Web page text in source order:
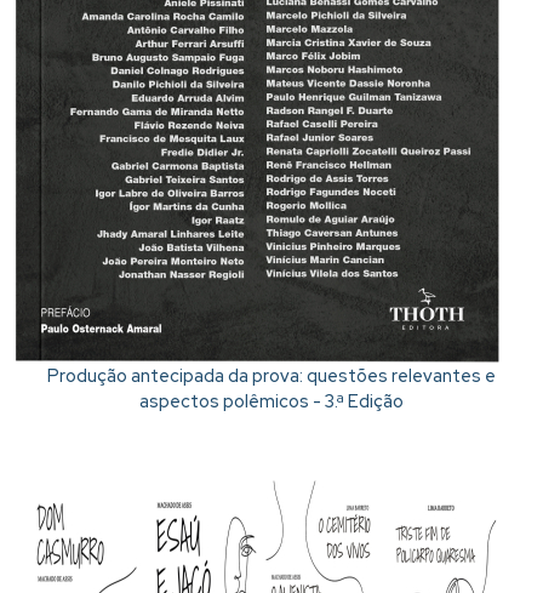
Produção antecipada da prova: questões relevantes e
aspectos polêmicos - 3.ª Edição